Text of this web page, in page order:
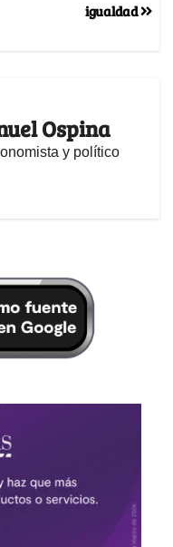
igualdad
Ospina
y político